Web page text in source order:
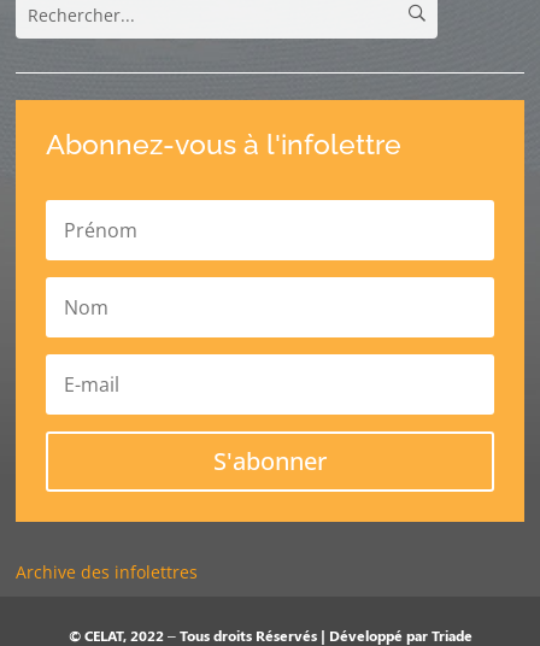
Abonnez-vous à l'infolettre
S'abonner
Archive des infolettres
© CELAT, 2022 – Tous droits Réservés | Développé parTriade